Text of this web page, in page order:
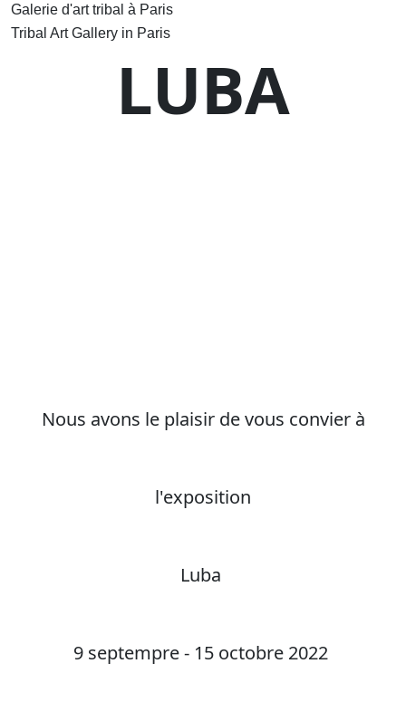
Galerie d'art tribal à Paris
Tribal Art Gallery in Paris
LUBA
Nous avons le plaisir de vous convier à
l'exposition
Luba
9 septempre - 15 octobre 2022